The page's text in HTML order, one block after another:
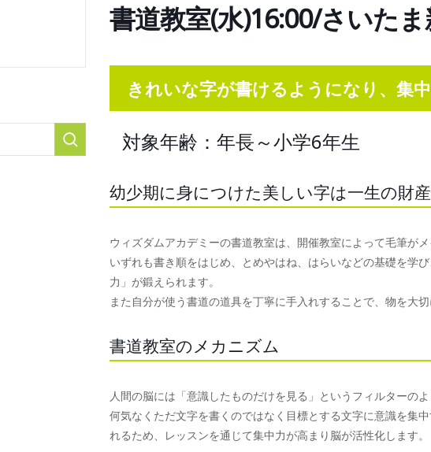
書道教室(水)16:00/さいた
きれいな字が書けるようになり、集
対象年齢：年長～小学6年生
幼少期に身につけた美しい字は一生の財産
ウィズダムアカデミーの書道教室は、開催教室によって毛筆が
いずれも書き順をはじめ、とめやはね、はらいなどの基礎を学
力」が鍛えられます。
また自分が使う書道の道具を丁寧に手入れすることで、物を大
書道教室のメカニズム
人間の脳には「意識したものだけを見る」というフィルターの
何気なくただ文字を書くのではなく目標とする文字に意識を集
れるため、レッスンを通じて集中力が高まり脳が活性化します。